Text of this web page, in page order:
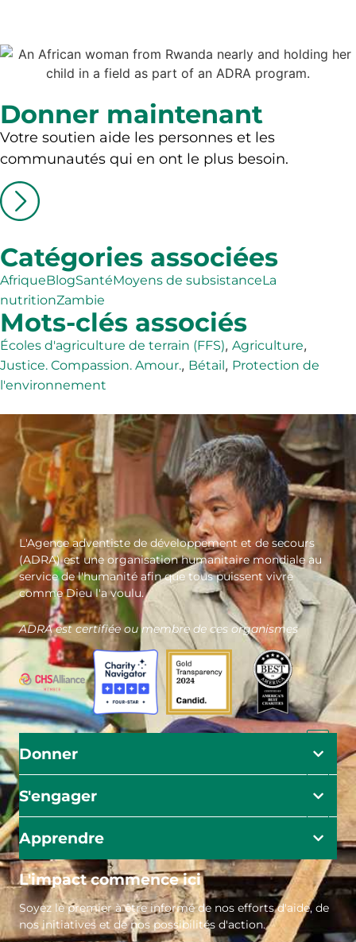
Donner maintenant
Votre soutien aide les personnes et les
communautés qui en ont le plus besoin.
Catégories associées
AfriqueBlogSantéMoyens de subsistanceLa
nutritionZambie
Mots-clés associés
Écoles d'agriculture de terrain (FFS), Agriculture,
Justice. Compassion. Amour., Bétail , Protection de
l'environnement
L'Agence adventiste de développement et de secours
(ADRA) est une organisation humanitaire mondiale au
service de l'humanité afin que tous puissent vivre
comme Dieu l'a voulu.
ADRA est certifiée ou membre de ces organismes
Donner
S'engager
Apprendre
L'impact commence ici
Soyez le premier à être informé de nos efforts d'aide, de
nos initiatives et de nos possibilités d'action.